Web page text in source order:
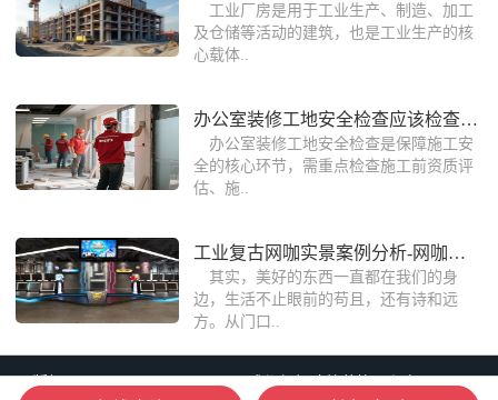
工业厂房是用于工业生产、制造、加工
及仓储等活动的建筑，也是工业生产的核
心载体..
办公室装修工地安全检查应该检查什么？
办公室装修工地安全检查是保障施工安
全的核心环节，需重点检查施工前资质评
估、施..
工业复古网咖实景案例分析-网咖设计装修
其实，美好的东西一直都在我们的身
边，生活不止眼前的苟且，还有诗和远
方。从门口..
版权：Copyright © 2006-2026 成都朗煜建筑装饰工程有限公司